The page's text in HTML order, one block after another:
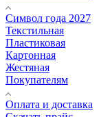
Символ года 2027
Текстильная
Пластиковая
Картонная
Жестяная
Покупателям
Оплата и доставка